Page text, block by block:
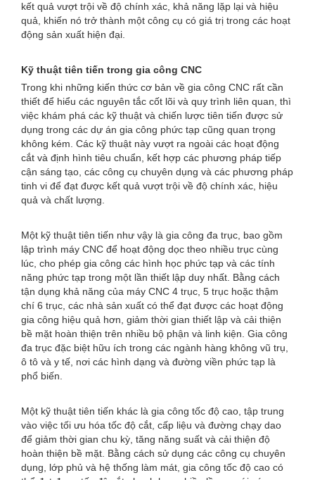
kết quả vượt trội về độ chính xác, khả năng lặp lại và hiệu
quả, khiến nó trở thành một công cụ có giá trị trong các hoạt
động sản xuất hiện đại.
Kỹ thuật tiên tiến trong gia công CNC
Trong khi những kiến ​​thức cơ bản về gia công CNC rất cần
thiết để hiểu các nguyên tắc cốt lõi và quy trình liên quan, thì
việc khám phá các kỹ thuật và chiến lược tiên tiến được sử
dụng trong các dự án gia công phức tạp cũng quan trọng
không kém. Các kỹ thuật này vượt ra ngoài các hoạt động
cắt và định hình tiêu chuẩn, kết hợp các phương pháp tiếp
cận sáng tạo, các công cụ chuyên dụng và các phương pháp
tinh vi để đạt được kết quả vượt trội về độ chính xác, hiệu
quả và chất lượng.
Một kỹ thuật tiên tiến như vậy là gia công đa trục, bao gồm
lập trình máy CNC để hoạt động dọc theo nhiều trục cùng
lúc, cho phép gia công các hình học phức tạp và các tính
năng phức tạp trong một lần thiết lập duy nhất. Bằng cách
tận dụng khả năng của máy CNC 4 trục, 5 trục hoặc thậm
chí 6 trục, các nhà sản xuất có thể đạt được các hoạt động
gia công hiệu quả hơn, giảm thời gian thiết lập và cải thiện
bề mặt hoàn thiện trên nhiều bộ phận và linh kiện. Gia công
đa trục đặc biệt hữu ích trong các ngành hàng không vũ trụ,
ô tô và y tế, nơi các hình dạng và đường viền phức tạp là
phổ biến.
Một kỹ thuật tiên tiến khác là gia công tốc độ cao, tập trung
vào việc tối ưu hóa tốc độ cắt, cấp liệu và đường chạy dao
để giảm thời gian chu kỳ, tăng năng suất và cải thiện độ
hoàn thiện bề mặt. Bằng cách sử dụng các công cụ chuyên
dụng, lớp phủ và hệ thống làm mát, gia công tốc độ cao có